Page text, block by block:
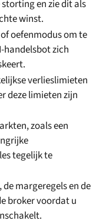
en zie dit als
winst.
oefenmodus om te
handelsbot zich
verlieslimieten
deze limieten zijn
zoals een
tegelijk te
margeregels en de
broker voordat u